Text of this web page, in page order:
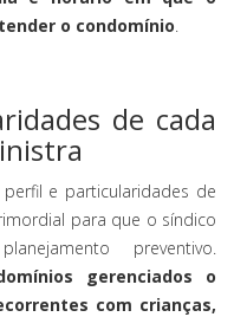
o condomínio.
de cada
e particularidades de
para que o síndico
preventivo.
gerenciados o
com crianças,